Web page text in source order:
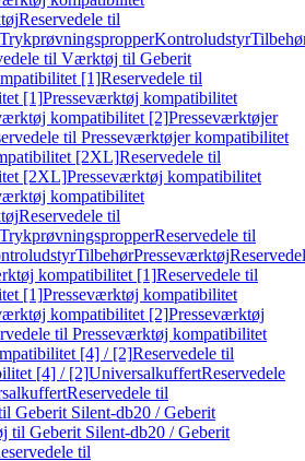
Reservedele til
TrykprøvningspropperKontroludstyr
til Værktøj til Geberit
[1]Reservedele til
[1]Presseværktøj kompatibilitet
kompatibilitet [2]Presseværktøjer
til Presseværktøjer kompatibilitet
[2XL]Reservedele til
[2XL]Presseværktøj kompatibilitet
kompatibilitet
Reservedele til
TrykprøvningspropperReservedele til
TilbehørPresseværktøj
kompatibilitet [1]Reservedele til
[1]Presseværktøj kompatibilitet
kompatibilitet [2]Presseværktøj
til Presseværktøj kompatibilitet
[4] / [2]Reservedele til
[4] / [2]UniversalkuffertReservedele
Reservedele til
Geberit Silent-db20 / Geberit
til Geberit Silent-db20 / Geberit
til